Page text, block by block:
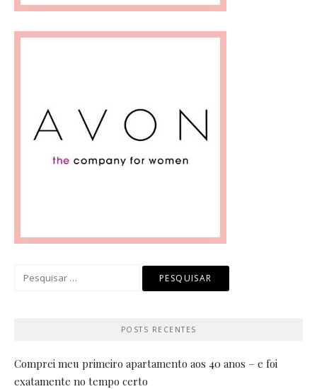
POSTS RECENTES
Comprei meu primeiro apartamento aos 40 anos – e foi
exatamente no tempo certo